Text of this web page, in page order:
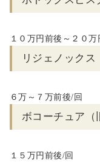
１０万円前後～２０万
リジェノックス
６万～７万前後/ 回
ボコーチュア（
１５万円前後/回